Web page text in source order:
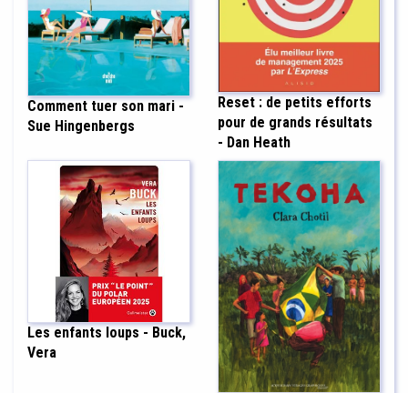
Comment tuer son mari -
Sue Hingenbergs
Reset : de petits efforts
pour de grands résultats
- Dan Heath
Les enfants loups - Buck,
Vera